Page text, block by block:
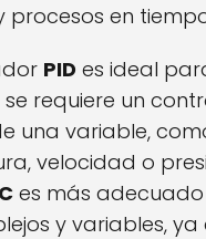
procesos en
PID es ideal
requiere un
una variable,
velocidad o
es más
y variables,